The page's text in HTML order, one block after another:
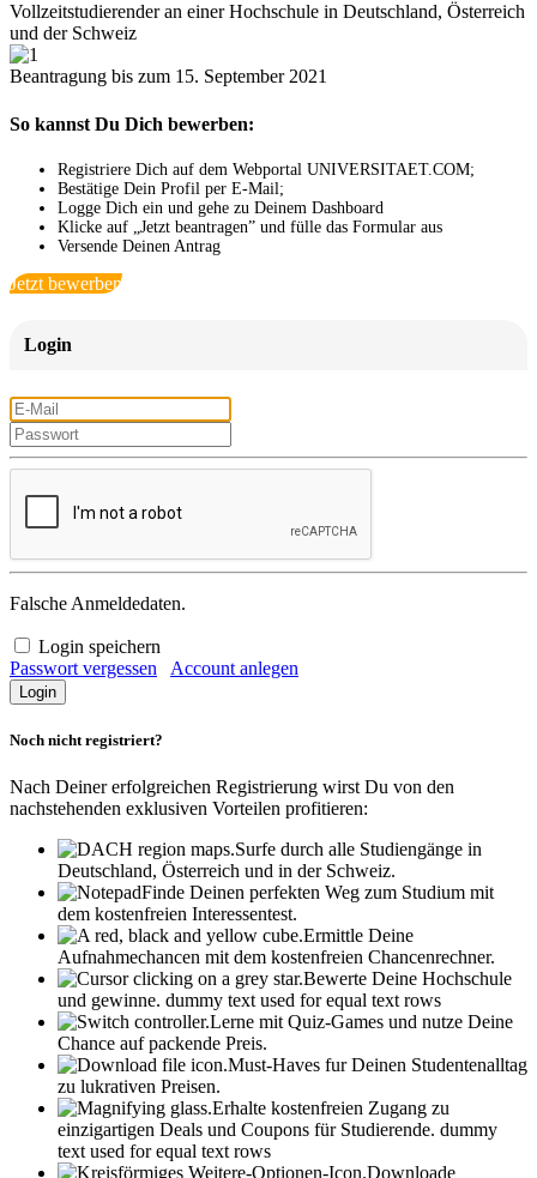
Vollzeitstudierender an einer Hochschule in Deutschland, Österreich
und der Schweiz
Beantragung bis zum 15. September 2021
So kannst Du Dich bewerben:
Registriere Dich auf dem Webportal UNIVERSITAET.COM;
Bestätige Dein Profil per E-Mail;
Logge Dich ein und gehe zu Deinem Dashboard
Klicke auf „Jetzt beantragen” und fülle das Formular aus
Versende Deinen Antrag
Jetzt bewerben
Login
Falsche Anmeldedaten.
Login speichern
Passwort vergessen
Account anlegen
Noch nicht registriert?
Nach Deiner erfolgreichen Registrierung wirst Du von den
nachstehenden exklusiven Vorteilen profitieren:
Surfe durch alle Studiengänge in
Deutschland, Österreich und in der Schweiz.
Finde Deinen perfekten Weg zum Studium mit
dem kostenfreien Interessentest.
Ermittle Deine
Aufnahmechancen mit dem kostenfreien Chancenrechner.
Bewerte Deine Hochschule
und gewinne. dummy text used for equal text rows
Lerne mit Quiz-Games und nutze Deine
Chance auf packende Preis.
Must-Haves fur Deinen Studentenalltag
zu lukrativen Preisen.
Erhalte kostenfreien Zugang zu
einzigartigen Deals und Coupons für Studierende. dummy
text used for equal text rows
Downloade